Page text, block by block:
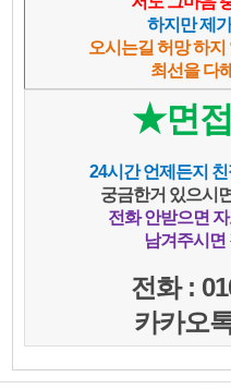
하지만 제
오시는길 허망 하
최선을 다
★면
24시간 언제든지
궁금한거 있으시
전화 안받으면
남겨주시면
전화 :
카카오